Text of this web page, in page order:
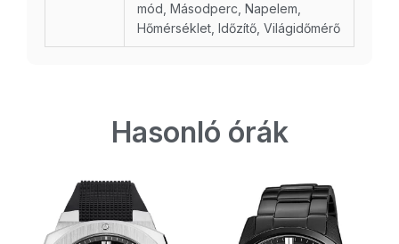
mód, Másodperc, Napelem,
Hőmérséklet, Időzítő, Világidőmérő
Hasonló órák